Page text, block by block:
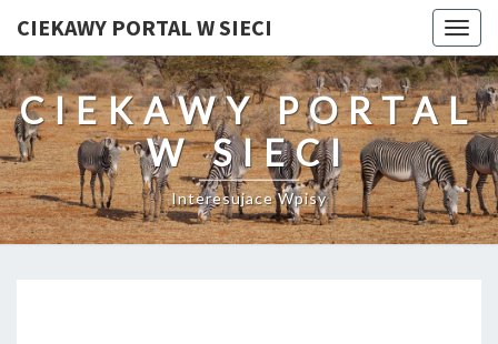
CIEKAWY PORTAL W SIECI
CIEKAWY PORTAL
W SIECI
Interesujace Wpisy